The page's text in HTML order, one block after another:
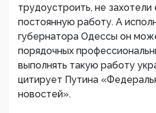
трудоустроить, не захотели
постоянную работу. А
губернатора Одессы он
порядочных
выполнять такую работу
цитирует Путина
новостей».